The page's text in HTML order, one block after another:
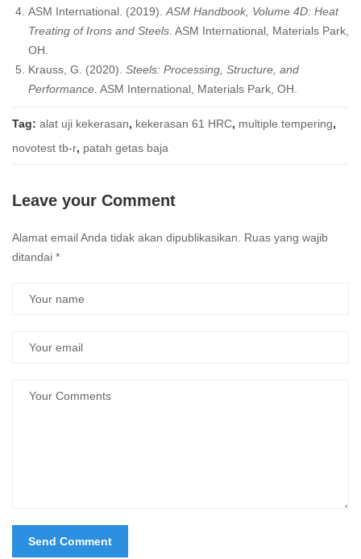
ASM International. (2019). ASM Handbook, Volume 4D: Heat
Treating of Irons and Steels . ASM International, Materials Park,
OH.
Krauss, G. (2020). Steels: Processing, Structure, and
Performance . ASM International, Materials Park, OH.
Tag: alat uji kekerasan, kekerasan 61 HRC, multiple tempering,
novotest tb-r, patah getas baja
Leave your Comment
Alamat email Anda tidak akan dipublikasikan.
Ruas yang wajib
ditandai *